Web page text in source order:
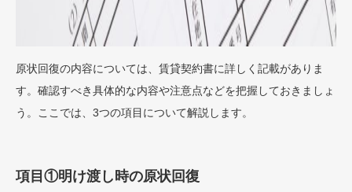
原状回復の内容については、賃貸契約書に詳しく記載がありま
す。確認すべき具体的な内容や注意点などを把握しておきましょ
う。ここでは、3つの項目について解説します。
項目①明け渡し時の原状回復